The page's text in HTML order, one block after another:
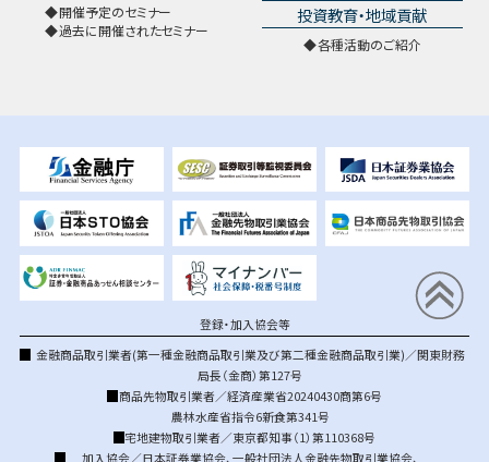
開催予定のセミナー
過去に開催されたセミナー
投資教育・地域貢献
各種活動のご紹介
登録・加入協会等
金融商品取引業者(第一種金融商品取引業及び第二種金融商品取引業)／関東財務
局長（金商）第127号
商品先物取引業者／経済産業省20240430商第6号
農林水産省指令6新食第341号
宅地建物取引業者／東京都知事（1）第110368号
加入協会／日本証券業協会、 一般社団法人金融先物取引業協会、